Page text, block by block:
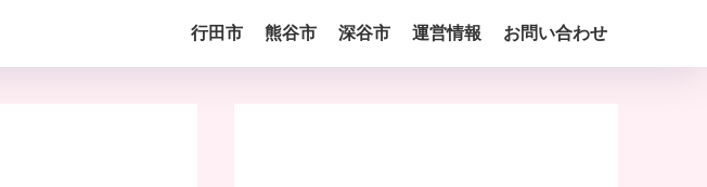
行田市 熊谷市 深谷市 運営情報 お問い合わせ